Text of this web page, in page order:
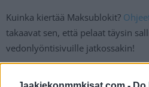
Kuinka kiertää Maksublokit?
takaavat sen, että pelaat täysin
vedonlyöntisivuille jatkossakin!
Illan otteluun Leijonat lähtee